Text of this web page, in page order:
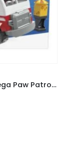
Set de constructie Mega Paw Patrol Marshall Super Camion de Pompieri 33 piese si 2 figurine 3+ ani